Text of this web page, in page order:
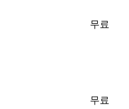
무료
무료